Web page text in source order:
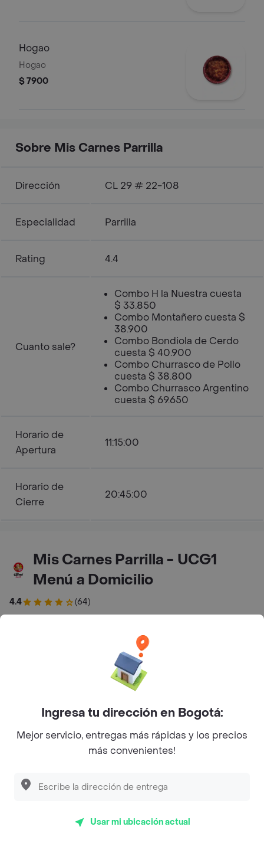
Hogao
Hogao
$ 7900
Sobre Mis Carnes Parrilla
Dirección CL 29 # 22-108
Especialidad Parrilla
Rating 4.4
Cuanto sale?
Combo H la Nuestra cuesta
$ 33.850
Combo Montañero cuesta $
38.900
Combo Bondiola de Cerdo
cuesta $ 40.900
Combo Churrasco de Pollo
cuesta $ 38.800
Combo Churrasco Argentino
cuesta $ 69.650
Horario de
Apertura
11:15:00
Horario de
Cierre
20:45:00
Mis Carnes Parrilla - UCG1
Menú a Domicilio
4.4
(64)
Horarios de Apertura y Cierre
11:15 - 20:45
Ingresa tu dirección en Bogotá:
Mejor servicio, entregas más rápidas y los precios
más convenientes!
Usar mi ubicación actual